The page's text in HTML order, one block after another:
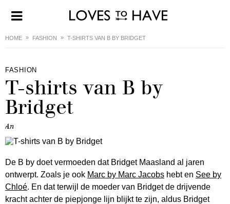
HOME FASHION T-SHIRTS VAN B BY BRIDGET
FASHION
T-shirts van B by
Bridget
An
De B by doet vermoeden dat Bridget Maasland al jaren
ontwerpt. Zoals je ook Marc by Marc Jacobs hebt en See by
Chloé. En dat terwijl de moeder van Bridget de drijvende
kracht achter de piepjonge lijn blijkt te zijn, aldus Bridget